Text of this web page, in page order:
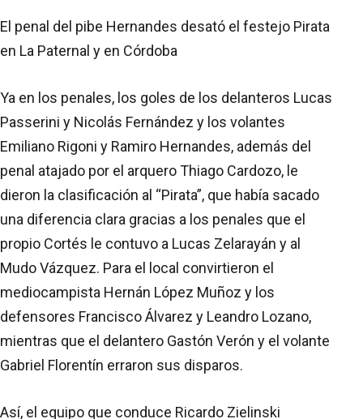
El penal del pibe Hernandes desató el festejo Pirata
en La Paternal y en Córdoba
Ya en los penales, los goles de los delanteros Lucas
Passerini y Nicolás Fernández y los volantes
Emiliano Rigoni y Ramiro Hernandes, además del
penal atajado por el arquero Thiago Cardozo, le
dieron la clasificación al “Pirata”, que había sacado
una diferencia clara gracias a los penales que el
propio Cortés le contuvo a Lucas Zelarayán y al
Mudo Vázquez. Para el local convirtieron el
mediocampista Hernán López Muñoz y los
defensores Francisco Álvarez y Leandro Lozano,
mientras que el delantero Gastón Verón y el volante
Gabriel Florentín erraron sus disparos.
Así, el equipo que conduce Ricardo Zielinski